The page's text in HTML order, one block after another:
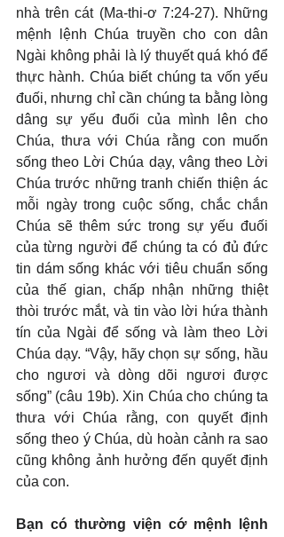
nhà trên cát (Ma-thi-ơ 7:24-27). Những
mệnh lệnh Chúa truyền cho con dân
Ngài không phải là lý thuyết quá khó để
thực hành. Chúa biết chúng ta vốn yếu
đuối, nhưng chỉ cần chúng ta bằng lòng
dâng sự yếu đuối của mình lên cho
Chúa, thưa với Chúa rằng con muốn
sống theo Lời Chúa dạy, vâng theo Lời
Chúa trước những tranh chiến thiện ác
mỗi ngày trong cuộc sống, chắc chắn
Chúa sẽ thêm sức trong sự yếu đuối
của từng người để chúng ta có đủ đức
tin dám sống khác với tiêu chuẩn sống
của thế gian, chấp nhận những thiệt
thòi trước mắt, và tin vào lời hứa thành
tín của Ngài để sống và làm theo Lời
Chúa dạy. “Vậy, hãy chọn sự sống, hầu
cho ngươi và dòng dõi ngươi được
sống” (câu 19b). Xin Chúa cho chúng ta
thưa với Chúa rằng, con quyết định
sống theo ý Chúa, dù hoàn cảnh ra sao
cũng không ảnh hưởng đến quyết định
của con.
Bạn có thường viện cớ mệnh lệnh